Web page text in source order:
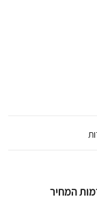
לכל רמות המחיר